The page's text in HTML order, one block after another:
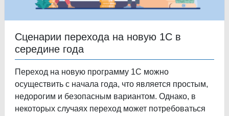
Сценарии перехода на новую 1С в
середине года
Переход на новую программу 1С можно
осуществить с начала года, что является простым,
недорогим и безопасным вариантом. Однако, в
некоторых случаях переход может потребоваться